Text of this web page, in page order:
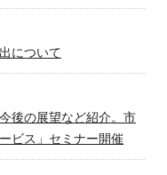
について
後の展望など紹介。市
ビス」セミナー開催